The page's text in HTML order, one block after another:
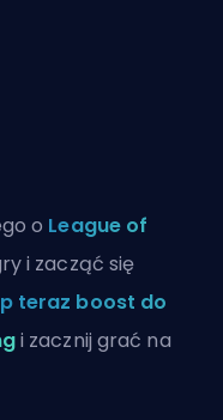
o League of
i zacząć się
teraz boost do
i zacznij grać na